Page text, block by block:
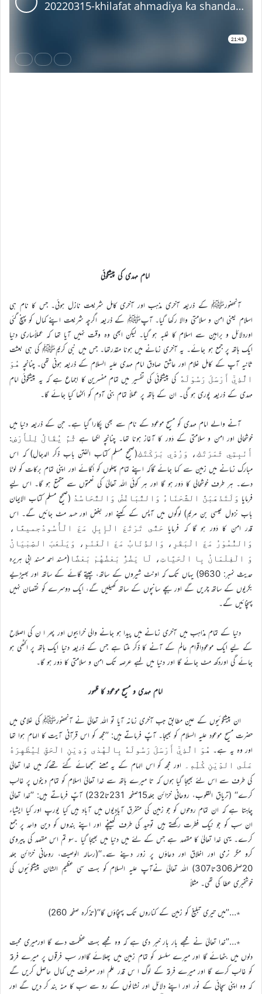
امام مہدی کی پیشگوئی
آنحضورﷺ کے ذریعہ آخری مذہب اور آخری کامل شریعت نازل ہوئی۔ جس کا نام ہی
اسلام یعنی امن و سلامتی والا رکھا گیا۔ آپﷺ کے ذریعہ اگرچہ شریعت اپنے کمال کو پہنچ گئی
اوردلائل و براہین سے اسلام کا غلبہ ہو گیا۔ لیکن ابھی وہ وقت نہیں آیا تھا کہ عملاًساری دنیا
ایک ہاتھ پر جمع ہو جائے۔ یہ آخری زمانے میں ہونا مقدرتھا۔ جس میں نبی کریمﷺ کی ہی بعثت
ثانیہ آپ کے کامل غلام اور عاشق صادق امام مہدی علیہ السلام کے ذریعہ ہونی تھی۔ چنانچہ هُوَ
الَّذِيْٓ أَرْسَلَ رَسُوْلَهٗ کی پیشگوئی کی تفسیر میں تمام مفسرین کا اجماع ہے کہ یہ پیشگوئی امام
مہدی کے ذریعہ پوری ہو گی۔ ان کے ہاتھ پر عملاً تمام بنی آدم کو اکٹھا کیا جائے گا۔
آنے والے امام مہدی کو مسیح موعود کے نام سے بھی پکارا گیا ہے۔ جن کے ذریعہ دنیا میں
خوشحالی اور امن و سلامتی کے دَور کا آغاز ہونا تھا۔ چنانچہ لکھا ہے ثُمَّ يُقَالُ لِلْأَرْضِ:
أَنْبِتِي ثَمَرَتَكِ، وَرُدِّي بَرَكَتَكِ(صحیح مسلم کتاب الفتن باب ذکر الدجال) کہ اس
مبارک زمانے میں زمین سے کہا جائے گاکہ اپنے تمام پھلوں کو اُگائے اور اپنی تمام برکات کو لوٹا
دے۔ ہر طرف خوشحالی کا دَور ہو گا اور ہر کوئی اللہ تعالیٰ کی نعمتوں سے متمتع ہو گا۔ اس لیے
فرمایا وَلَتَذْهَبَنَّ الشَّحْنَاءُ وَالتَّبَاغُضُ وَالتَّحَاسُدُ (صحیح مسلم کتاب الایمان
باب نزول عیسی بن مریم) لوگوں میں آپس کے کینے اور بغض اور حسد مٹ جائیں گے۔ اس
قدر امن کا دَور ہو گا کہ فرمایا حَتَّى تَرْتَعَ الْإِبِلِ مَعَ الْأُسُودُجمیعًا،
وَالنُّمُوْرُ مَعَ الْبَقَرِ، وَالذِّئَابُ مَعَ الْغَنَمِ، وَيَلْعَبَ الصِّبْيَانُ
وَ الْغِلْمَانُ بِا الْحَيَّاتِ، لَا يَضُرُّ بَعْضُهُمْ بَعْضًا (مسند احمد مسند ابی ہریرہ
حدیث نمبر: 9630) یہاں تک کہ اونٹ شیروں کے ساتھ، چیتے گائے کے ساتھ اور بھیڑیے
بکریوں کے ساتھ چریں گے اور بچے سانپوں کے ساتھ کھیلیں گے، ایک دوسرے کو نقصان نہیں
پہنچائیں گے۔
دنیا کے تمام مذاہب میں آخری زمانے میں پیدا ہو جانے والی خرابیوں اور پھر ا ن کی اصلاح
کے لیے ایک موعودِاقوام عالم کے آنے کا ذکر ملتا ہے جس کے ذریعہ دنیا ایک ہاتھ پر اکٹھی ہو
جائے گی اوردکھ مٹ جائے گا اور دنیا میں لمبے عرصہ تک امن و سلامتی کا دَور ہو گا۔
امام مہدی و مسیح موعود کا ظہور
ان پیشگوئیوں کے عین مطابق جب آخری زمانہ آیا تو اللہ تعالیٰ نے آنحضورﷺ کی غلامی میں
حضرت مسیح موعود علیہ السلام کو بھیجا۔ آپؑ فرماتے ہیں: ’’مجھ کو اس قرآنی آیت کا الہام ہوا تھا
اور وہ یہ ہے۔ هُوَ الَّذِيْٓ أَرْسَلَ رَسُولَهٗ بِالْهُدٰى وَدِيْنِ الْحَقِّ لِيُظْهِرَهٗ
عَلَى الدِّيْنِ كُلِّهٖ۔ اور مجھ کو اس الہام کے یہ معنے سمجھائے گئے تھےکہ میں خدا تعالیٰ
کی طرف سے اس لئے بھیجا گیا ہوں کہ تا میرے ہاتھ سے خدا تعالیٰ اسلام کو تمام دینوں پر غالب
کرے‘‘ (تریاق القلوب، روحانی خزائن جلد15صفحہ 231تا232) آپؑ فرماتے ہیں: ’’خدا تعالیٰ
چاہتا ہے کہ ان تمام روحوں کو جو زمین کی متفرق آبادیوں میں آباد ہیں کیا یورپ اور کیا ایشیاء
ان سب کو جو نیک فطرت رکھتے ہیں توحید کی طرف کھینچے اور اپنے بندوں کو دین واحد پر جمع
کرے۔ یہی خدا تعالیٰ کا مقصد ہے جس کے لئے میں دنیا میں بھیجا گیا ۔سو تم اس مقصد کی پیروی
کرو مگر نرمی اور اخلاق اور دعاؤں پر زور دینے سے۔‘‘(رسالہ الوصیت، روحانی خزائن جلد
20صفحہ306تا307) اللہ تعالیٰ نےآپ علیہ السلام کو بہت سی عظیم الشان پیشگوئیوں کی
خوشخبری عطا کی تھی۔ مثلاً
٭…’’میں تیری تبلیغ کو زمین کے کناروں تک پہنچاؤں گا‘‘(تذکرہ صفحہ 260)
٭…’’خدا تعالیٰ نے مجھے بار بار خبر دی ہے کہ وہ مجھے بہت عظمت دے گا اورمیری محبت
دلوں میں بٹھائے گا اور میرے سلسلہ کو تمام زمین میں پھلائے گااور سب فرقوں پر میرے فرقہ
کو غالب کرے گا اور میرے فرقہ کے لوگ ا س قدر علم اور معرفت میں کمال حاصل کریں گے
کہ وہ اپنی سچائی کے نور اور اپنے دلائل اور نشانوں کے رو سے سب کا منہ بند کر دیں گے اور